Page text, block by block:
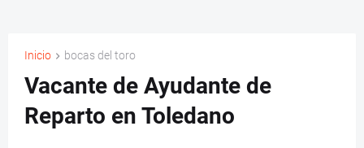
Inicio bocas del toro
Vacante de Ayudante de
Reparto en Toledano